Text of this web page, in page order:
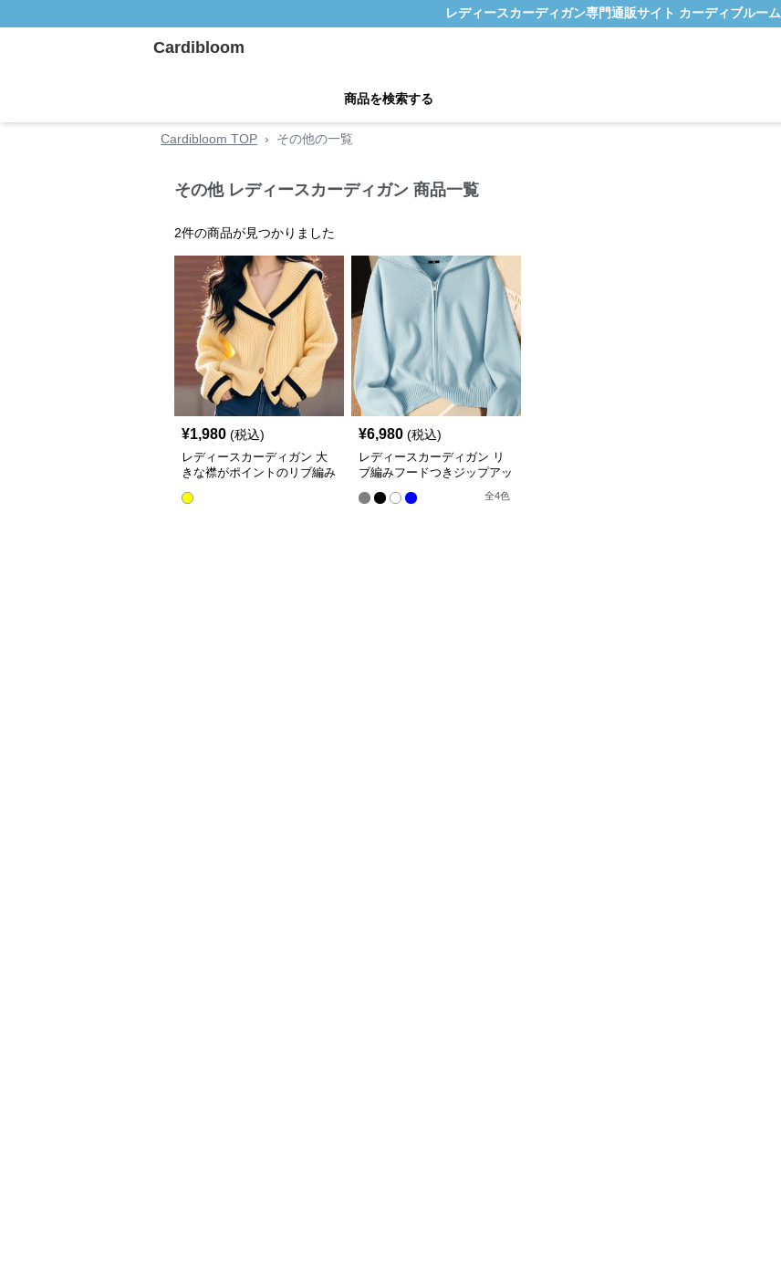
レディースカーディガン専門通販サイト カーディブルーム
Cardibloom
商品を検索する
Cardibloom TOP › その他の一覧
その他 レディースカーディガン 商品一覧
2件の商品が見つかりました
¥1,980 (税込)
レディースカーディガン 大
きな襟がポイントのリブ編み
¥6,980 (税込)
レディースカーディガン リ
ブ編みフードつきジップアッ
全4色